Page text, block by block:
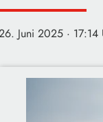
Juni 2025 · 17:14